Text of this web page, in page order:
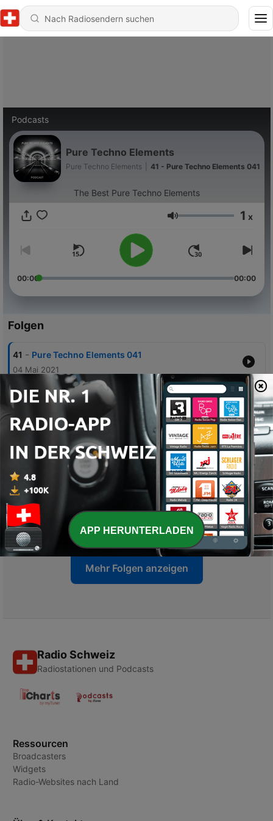
Podcasts
Pure Techno Elements
Pure Techno Elements 41 - Pure Techno Elements 041
The Best Pure Techno Elements
Lautstärke 1 x
00:00 00:00
Folgen
41 - Pure Techno Elements 041
04 Mai 2021
40 - Pure Techno Elements 040 LIVE
30 Apr. 2021
39 Pure Techno Elements 039
27 Apr. 2021
38 - Pure Techno Elements 038 LIVE
23 Apr. 2021
37 - Pure Techno Elements 037
20 Apr. 2021
Mehr Folgen anzeigen
Radio Schweiz
Radiostationen und Podcasts
Ressourcen
Broadcasters
Widgets
Radio-Websites nach Land
APP HERUNTERLADEN